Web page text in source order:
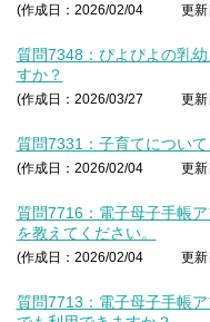
(作成日：2026/02/04 更
質問7348：ぴよぴよの乳
すか？
(作成日：2026/03/27 更
質問7331：子育てについ
(作成日：2026/02/04 更
質問7716：電子母子手帳
を教えてください。
(作成日：2026/02/04 更
質問7713：電子母子手帳